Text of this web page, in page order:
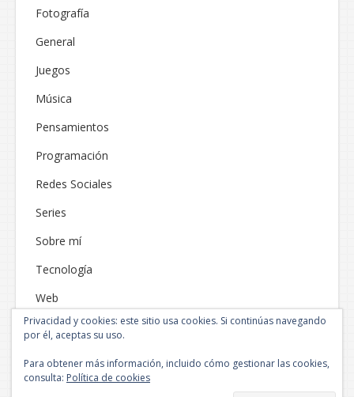
Fotografía
General
Juegos
Música
Pensamientos
Programación
Redes Sociales
Series
Sobre mí
Tecnología
Web
Privacidad y cookies: este sitio usa cookies. Si continúas navegando
por él, aceptas su uso.
Para obtener más información, incluido cómo gestionar las cookies,
consulta: Política de cookies